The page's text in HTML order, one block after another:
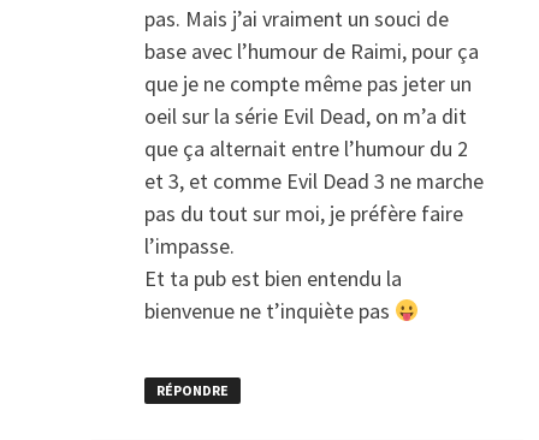
pas. Mais j’ai vraiment un souci de
base avec l’humour de Raimi, pour ça
que je ne compte même pas jeter un
oeil sur la série Evil Dead, on m’a dit
que ça alternait entre l’humour du 2
et 3, et comme Evil Dead 3 ne marche
pas du tout sur moi, je préfère faire
l’impasse.
Et ta pub est bien entendu la
bienvenue ne t’inquiète pas
RÉPONDRE